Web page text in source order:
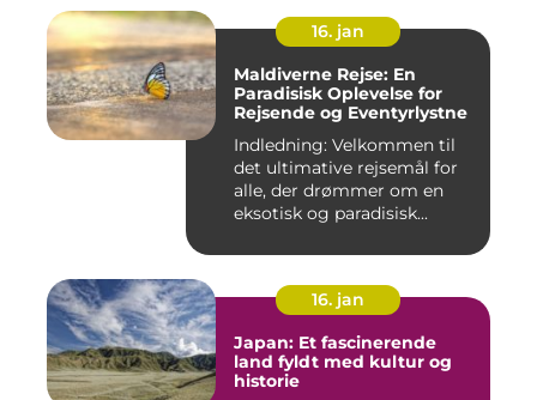
16. jan
Maldiverne Rejse: En
Paradisisk Oplevelse for
Rejsende og Eventyrlystne
Indledning: Velkommen til
det ultimative rejsemål for
alle, der drømmer om en
eksotisk og paradisisk...
16. jan
Japan: Et fascinerende
land fyldt med kultur og
historie